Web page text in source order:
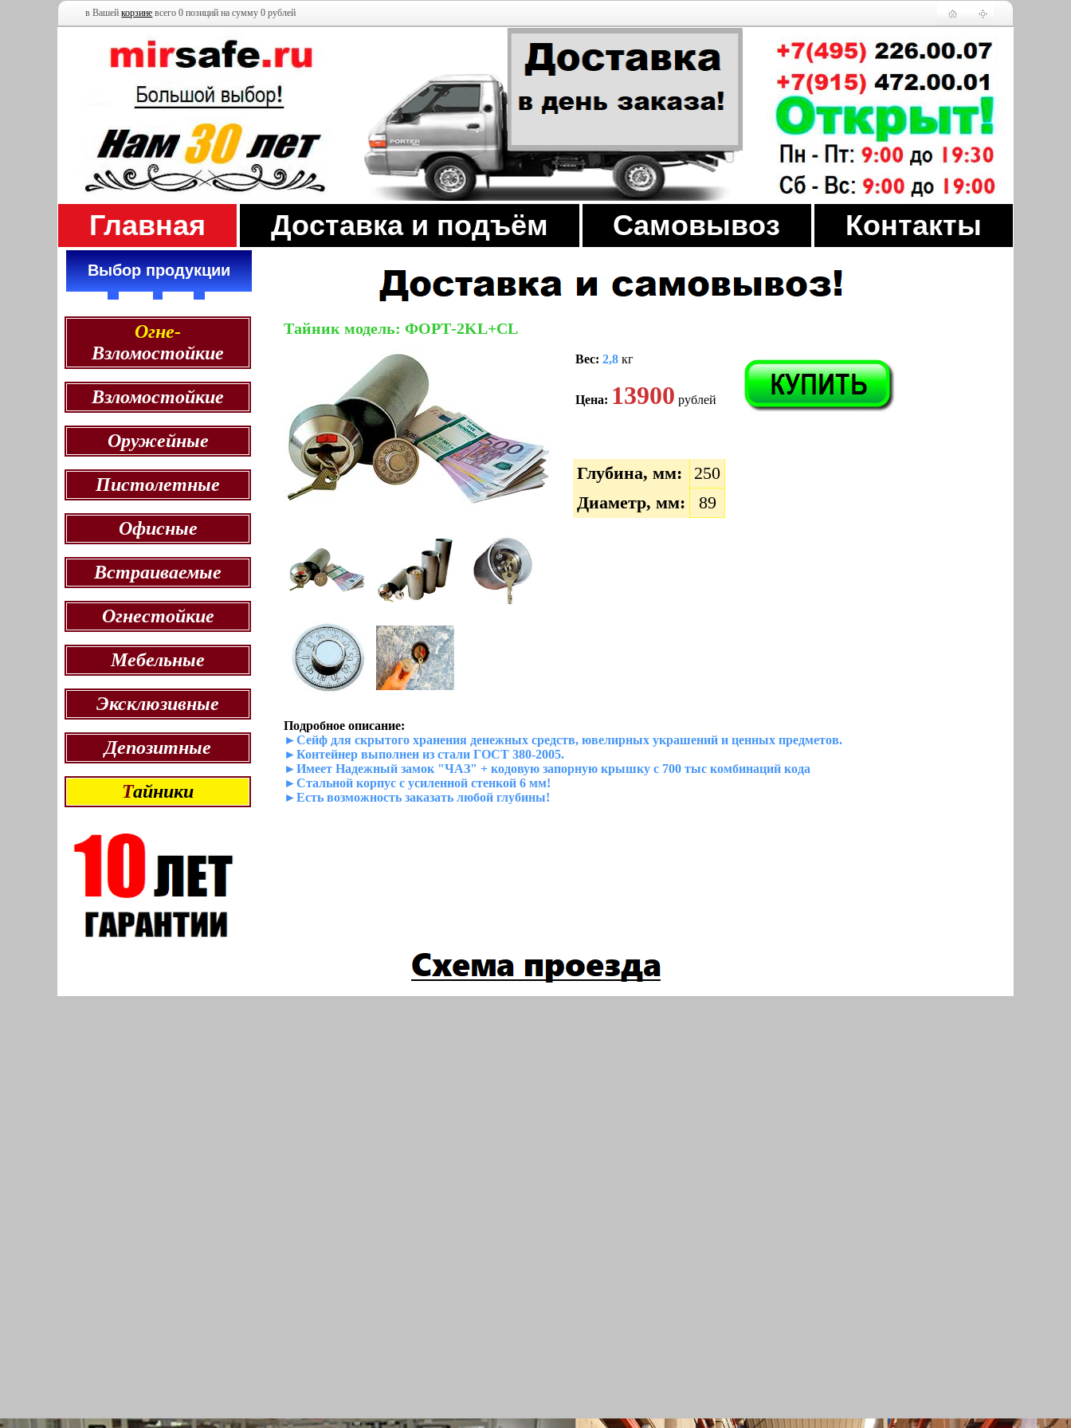
в Вашейкорзине всего 0 позиций на сумму 0 рублей
Главная Доставка и подъём Самовывоз Контакты
Выбор продукции
Огне-
Взломостойкие
Взломостойкие
Оружейные
Пистолетные
Офисные
Встраиваемые
Огнестойкие
Мебельные
Эксклюзивные
Депозитные
Тайники
Тайник модель: ФОРТ-2KL+CL
Вес: 2,8 кг
Цена: 13900 рублей
Глубина, мм:
250
Диаметр, мм:
89
Подробное описание:
►Сейф для скрытого хранения денежных средств, ювелирных украшений и ценных предметов.
►Контейнер выполнен из стали ГОСТ 380-2005.
►Имеет Надежный замок "ЧАЗ" + кодовую запорную крышку с 700 тыс комбинаций кода
►Стальной корпус с усиленной стенкой 6 мм!
►Есть возможность заказать любой глубины!